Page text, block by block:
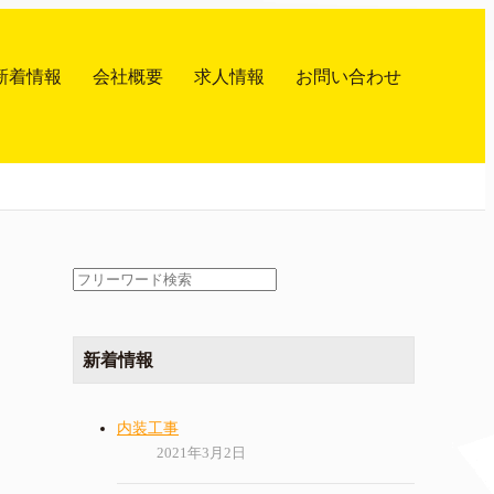
着情報 会社概要 求人情報 お問い合わせ
検
新着情報
内装工事
2021年3月2日